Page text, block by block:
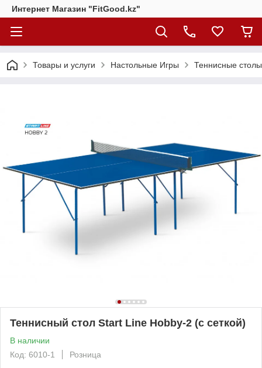
Интернет Магазин "FitGood.kz"
Товары и услуги Настольные Игры Теннисные
Теннисный стол Start Line Hobby-2 (с сеткой)
В наличии
Код: 6010-1
Розница